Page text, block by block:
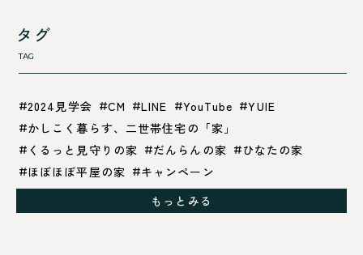
タグ
TAG
2024見学会 CM LINE YouTube
YUIE
かしこく暮らす、二世帯住宅の「家」
くるっと見守りの家
だんらんの家
ひなたの家
ほぼほぼ平屋の家
キャンペーン
グレイッシュでクールな家
シックブラウンで調和する「家」
もっとみる